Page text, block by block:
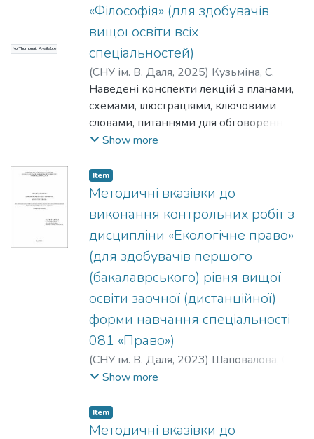
правових основ регулювання
суспільних відносин, що складають
предмет інформаційного права. Кожна
тема конспекту лекцій включає:
кількість годин, відведених на тему
лекції, план тематичного матеріалу
лекції, перелік ключових термінів за
темою лекції, тези тематичного
матеріалу лекції, питання для
тематичним матеріалом лекції, список
літератури за темою лекції. Конспект
лекцій розроблений для здобувачів
вищої освіти, які навчаються за
спеціальністю 029 «Інформаційна,
бібліотечна та архівна справа» СНУ ім. В.
Даля.
No Thumbnail Available
«Філософія» (для здобувачів
вищої освіти всіх
спеціальностей)
(СНУ ім. В. Даля, 2025) Кузьміна, С.
Наведені конспекти лекцій з планами,
схемами, ілюстраціями, ключовими
словами, питаннями для обговорення,
рекомендованою літературою.
Show more
Item
Методичні вказівки до
виконання контрольних робіт з
дисципліни «Екологічне право»
(для здобувачів першого
(бакалаврського) рівня вищої
освіти заочної (дистанційної)
форми навчання спеціальності
081 «Право»)
(СНУ ім. В. Даля, 2023) Шаповалова, О.
В. ;Терещенко, С. В.
Show more
Item
Методичні вказівки до